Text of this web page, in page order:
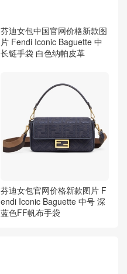
芬迪女包中国官网价格新款图
片 Fendi Iconic Baguette 中
长链手袋 白色纳帕皮革
芬迪女包官网价格新款图片 F
endi Iconic Baguette 中号 深
蓝色FF帆布手袋